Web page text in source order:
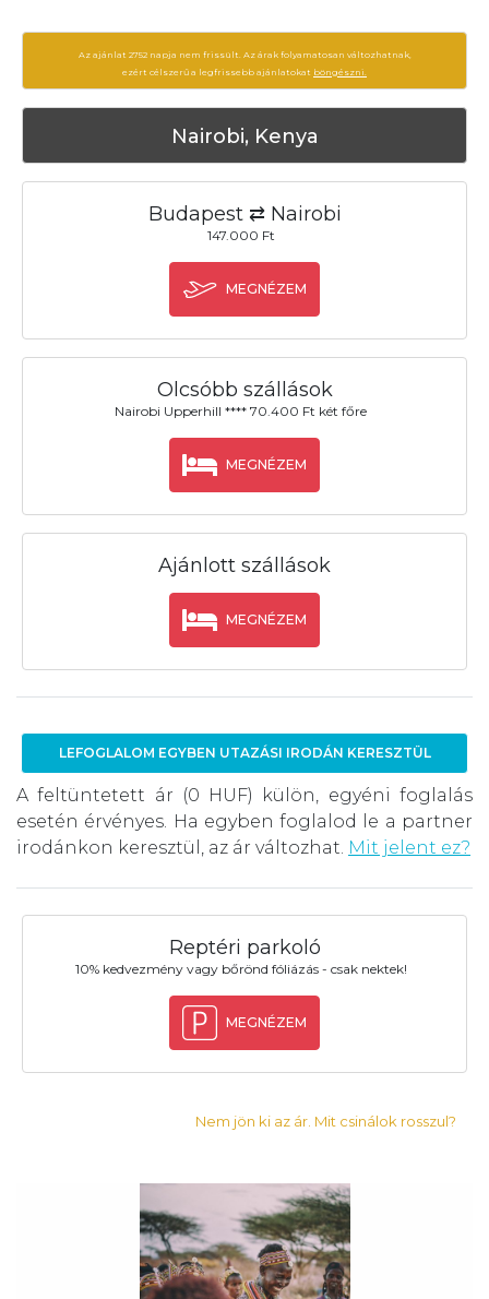
Az ajánlat 2752 napja nem frissült. Az árak folyamatosan változhatnak,
ezért célszerű a legfrissebb ajánlatokat böngészni.
Nairobi, Kenya
Budapest ⇄ Nairobi
147.000 Ft
MEGNÉZEM
Olcsóbb szállások
Nairobi Upperhill **** 70.400 Ft két főre
MEGNÉZEM
Ajánlott szállások
MEGNÉZEM
LEFOGLALOM EGYBEN UTAZÁSI IRODÁN KERESZTÜL
A feltüntetett ár (0 HUF) külön, egyéni foglalás
esetén érvényes. Ha egyben foglalod le a partner
irodánkon keresztül, az ár változhat. Mit jelent ez?
Reptéri parkoló
10% kedvezmény vagy bőrönd fóliázás - csak nektek!
MEGNÉZEM
Nem jön ki az ár. Mit csinálok rosszul?